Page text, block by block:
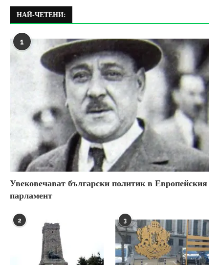
НАЙ-ЧЕТЕНИ:
1
Увековечават български политик в Европейския
парламент
2 3